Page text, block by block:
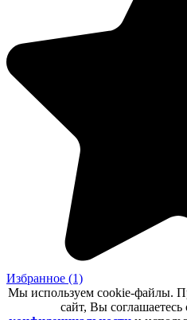
Избранное (1)
Мы используем cookie-файлы.
сайт, Вы